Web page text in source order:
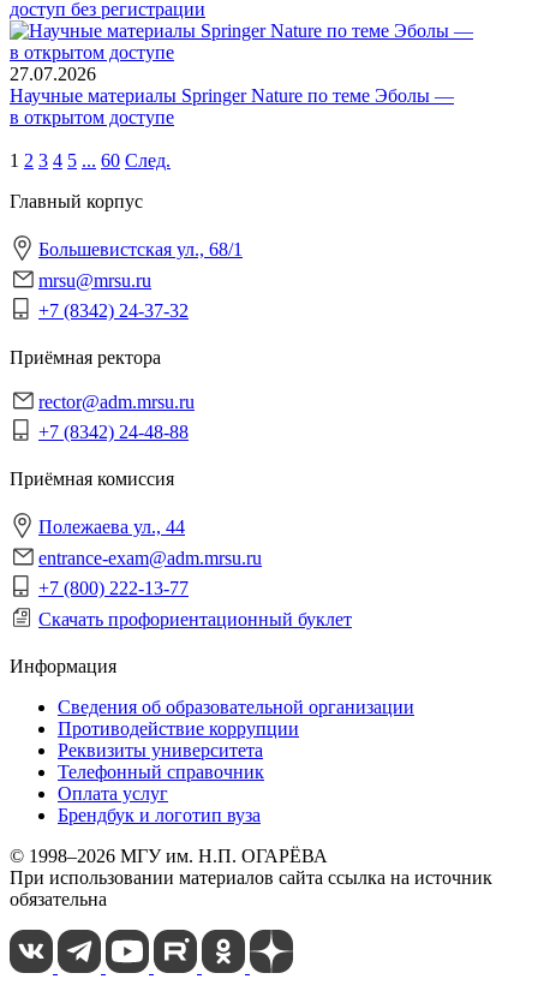
доступ без регистрации
27.07.2026
Научные материалы Springer Nature по теме Эболы —
в открытом доступе
1 2 3 4 5 ... 60 След.
Главный корпус
Большевистская ул., 68/1
mrsu@mrsu.ru
+7 (8342) 24-37-32
Приёмная ректора
rector@adm.mrsu.ru
+7 (8342) 24-48-88
Приёмная комиссия
Полежаева ул., 44
entrance-exam@adm.mrsu.ru
+7 (800) 222-13-77
Скачать профориентационный буклет
Информация
Сведения об образовательной организации
Противодействие коррупции
Реквизиты университета
Телефонный справочник
Оплата услуг
Брендбук и логотип вуза
© 1998–2026 МГУ им. Н.П. ОГАРЁВА
При использовании материалов сайта ссылка на источник
обязательна